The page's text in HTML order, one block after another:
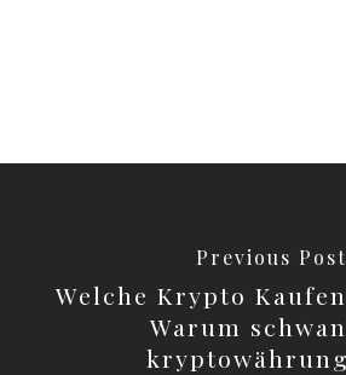
Previous Post
Welche Krypto
Warum